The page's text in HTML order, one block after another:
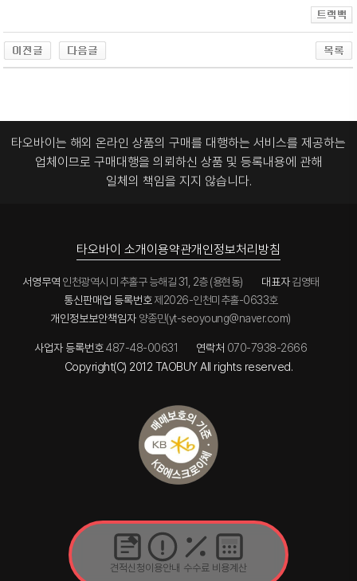
견적신청이용안내 수수료 비용계산
타오바이는 해외 온라인 상품의 구매를 대행하는 서비스를 제공하는
업체이므로 구매대행을 의뢰하신 상품 및 등록내용에 관해
일체의 책임을 지지 않습니다.
타오바이 소개이용약관개인정보처리방침
서영무역 인천광역시 미추홀구 능해길 31, 2층 (용현동) 대표자김영태
통신판매업 등록번호제2026-인천미추홀-0633호
개인정보보안책임자 양종민(yt-seoyoung@naver.com)
사업자 등록번호487-48-00631 연락처 070-7938-2666
Copyright(C) 2012 TAOBUY All rights reserved.